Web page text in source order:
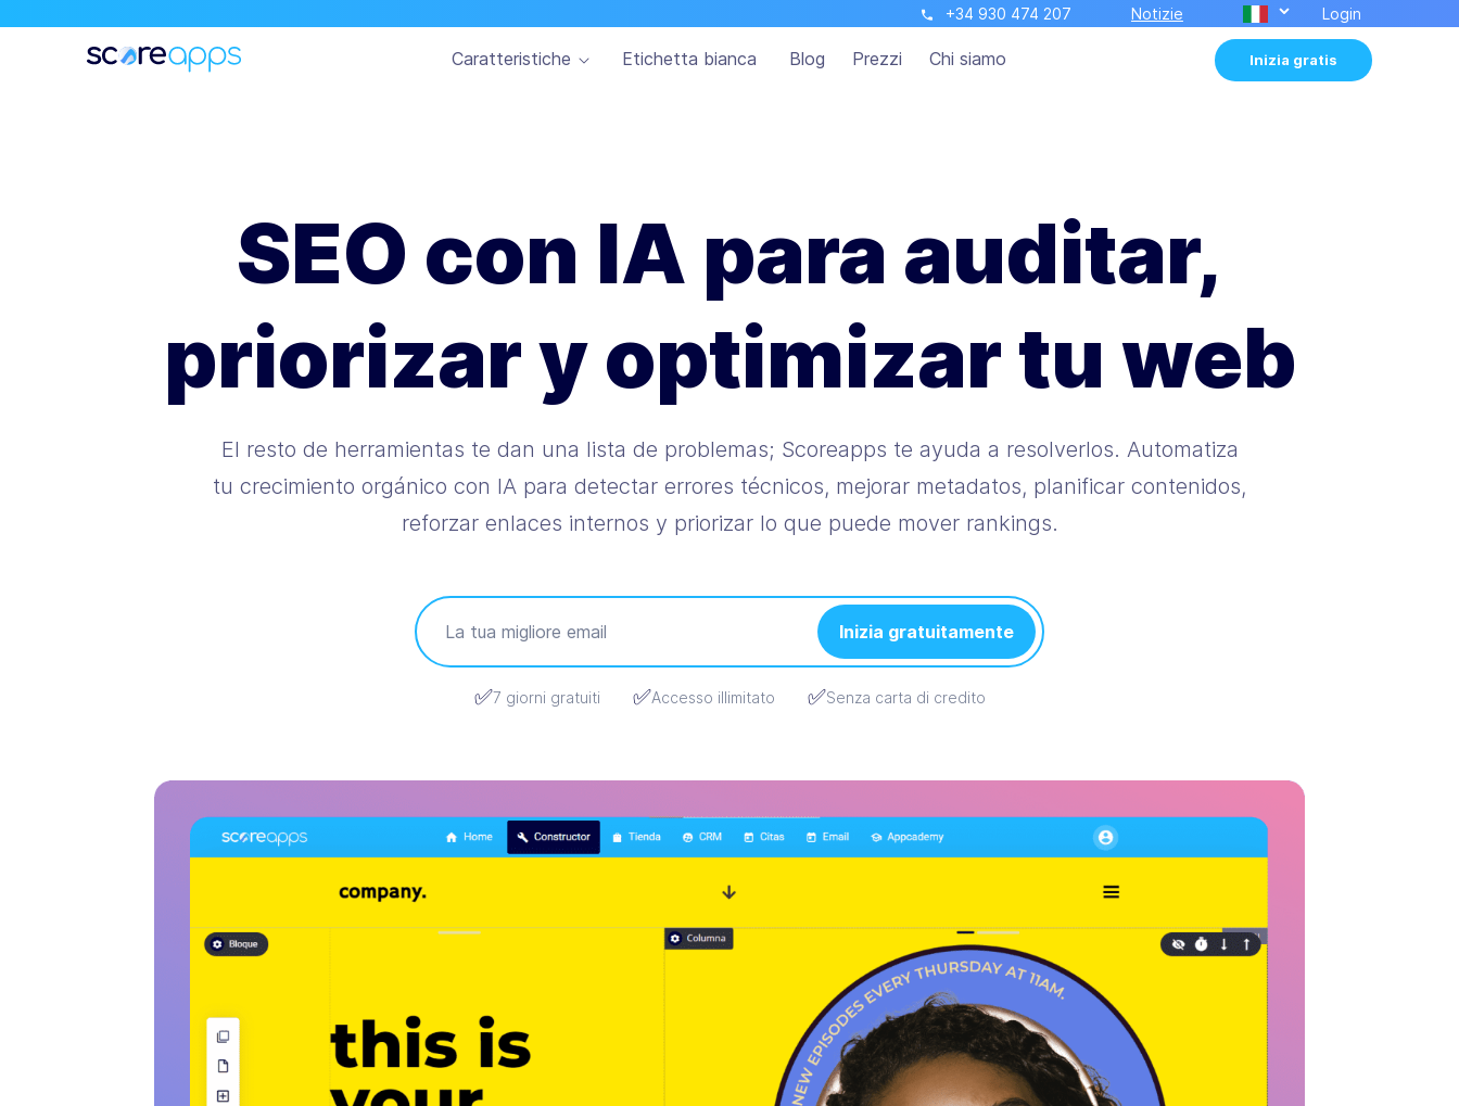
+34 930 474 207 Notizie Login
Caratteristiche Etichetta bianca Blog Prezzi Chi siamo Inizia gratis
SEO con IA para auditar,
priorizar y optimizar tu web
El resto de herramientas te dan una lista de problemas; Scoreapps te ayuda a resolverlos. Automatiza
tu crecimiento orgánico con IA para detectar errores técnicos, mejorar metadatos, planificar contenidos,
reforzar enlaces internos y priorizar lo que puede mover rankings.
Inizia gratuitamente
✅7 giorni gratuiti ✅Accesso illimitato ✅Senza carta di credito